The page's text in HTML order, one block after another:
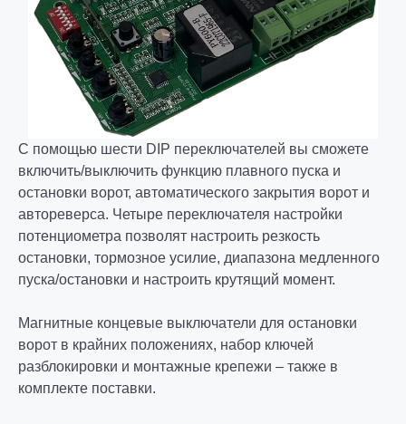
С помощью шести DIP переключателей вы сможете
включить/выключить функцию плавного пуска и
остановки ворот, автоматического закрытия ворот и
автореверса. Четыре переключателя настройки
потенциометра позволят настроить резкость
остановки, тормозное усилие, диапазона медленного
пуска/остановки и настроить крутящий момент.
Магнитные концевые выключатели для остановки
ворот в крайних положениях, набор ключей
разблокировки и монтажные крепежи – также в
комплекте поставки.